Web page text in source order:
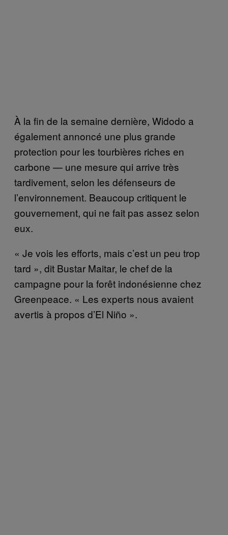
À la fin de la semaine dernière, Widodo a
également annoncé une plus grande
protection pour les tourbières riches en
carbone — une mesure qui arrive très
tardivement, selon les défenseurs de
l’environnement. Beaucoup critiquent le
gouvernement, qui ne fait pas assez selon
eux.
« Je vois les efforts, mais c’est un peu trop
tard », dit Bustar Maitar, le chef de la
campagne pour la forêt indonésienne chez
Greenpeace. « Les experts nous avaient
avertis à propos d’El Niño ».